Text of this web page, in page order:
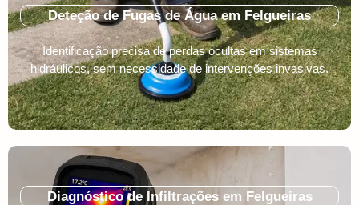
Deteção de Fugas de Água em Felgueiras
Identificação precisa de perdas ocultas em sistemas
hidráulicos, sem necessidade de intervenções invasivas.
Diagnóstico de Infiltrações em Felgueiras